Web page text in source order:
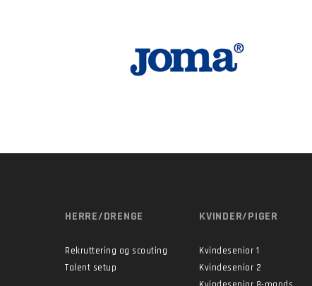
HERRE/DRENGE
Rekruttering og scouting
Talent setup
KVINDER/PIGER
Kvindesenior 1
Kvindesenior 2